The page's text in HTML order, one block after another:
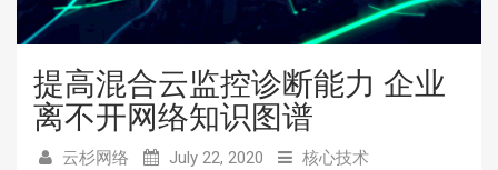
提高混合云监控诊断能力 企业
离不开网络知识图谱
云杉网络 July 22, 2020 核心技术